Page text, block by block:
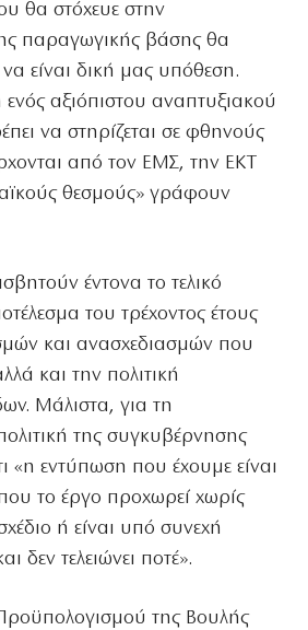
θα στόχευε στην
παραγωγικής βάσης θα
είναι δική μας υπόθεση.
αξιόπιστου αναπτυξιακού
να στηρίζεται σε φθηνούς
από τον ΕΜΣ, την ΕΚΤ
θεσμούς» γράφουν
έντονα το τελικό
του τρέχοντος έτους
και ανασχεδιασμών που
και την πολιτική
Μάλιστα, για τη
της συγκυβέρνησης
«η εντύπωση που έχουμε είναι
το έργο προχωρεί χωρίς
ή είναι υπό συνεχή
δεν τελειώνει ποτέ».
της Βουλής